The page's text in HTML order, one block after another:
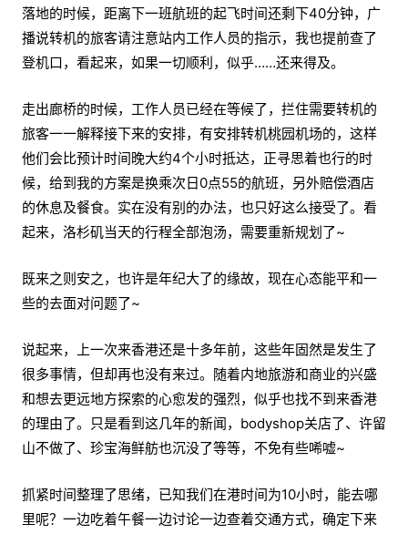
落地的时候，距离下一班航班的起飞时间还剩下40分钟，广
播说转机的旅客请注意站内工作人员的指示，我也提前查了
登机口，看起来，如果一切顺利，似乎……还来得及。
走出廊桥的时候，工作人员已经在等候了，拦住需要转机的
旅客一一解释接下来的安排，有安排转机桃园机场的，这样
他们会比预计时间晚大约4个小时抵达，正寻思着也行的时
候，给到我的方案是换乘次日0点55的航班，另外赔偿酒店
的休息及餐食。实在没有别的办法，也只好这么接受了。看
起来，洛杉矶当天的行程全部泡汤，需要重新规划了~
既来之则安之，也许是年纪大了的缘故，现在心态能平和一
些的去面对问题了~
说起来，上一次来香港还是十多年前，这些年固然是发生了
很多事情，但却再也没有来过。随着内地旅游和商业的兴盛
和想去更远地方探索的心愈发的强烈，似乎也找不到来香港
的理由了。只是看到这几年的新闻，bodyshop关店了、许留
山不做了、珍宝海鲜舫也沉没了等等，不免有些唏嘘~
抓紧时间整理了思绪，已知我们在港时间为10小时，能去哪
里呢？一边吃着午餐一边讨论一边查着交通方式，确定下来